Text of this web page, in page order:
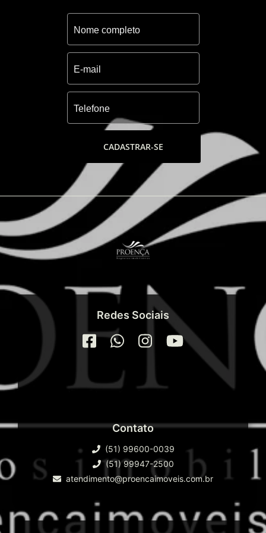
CADASTRAR-SE
Redes Sociais
Contato
(51) 99600-0039
(51) 99947-2500
atendimento@proencaimoveis.com.br